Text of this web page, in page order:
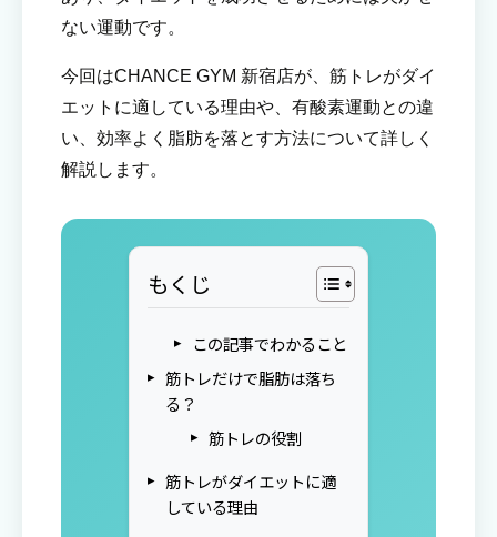
ない運動です。
今回はCHANCE GYM 新宿店が、筋トレがダイ
エットに適している理由や、有酸素運動との違
い、効率よく脂肪を落とす方法について詳しく
解説します。
もくじ
この記事でわかること
筋トレだけで脂肪は落ち
る？
筋トレの役割
筋トレがダイエットに適
している理由